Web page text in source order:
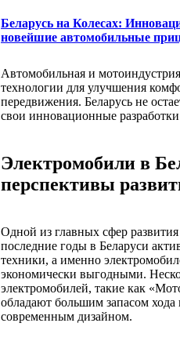
Беларусь на Колесах:
новейшие автомобильные
Автомобильная и
технологии для улучшения
передвижения. Беларусь не
свои инновационные
Электромобили в
перспективы
Одной из главных сфер
последние годы в Беларуси
техники, а именно
экономически выгодными.
электромобилей, такие как
обладают большим запасом хода
современным дизайном.